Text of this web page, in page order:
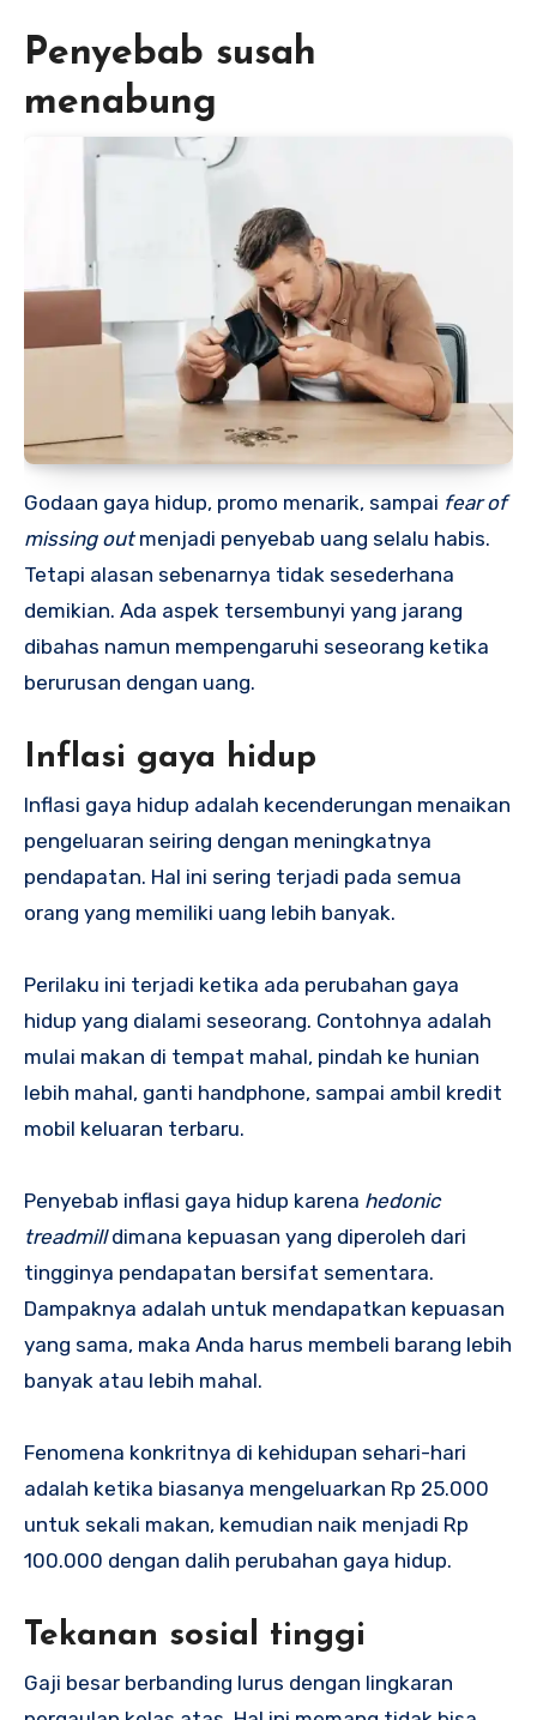
Penyebab susah
menabung
Godaan gaya hidup, promo menarik, sampai fear of
missing outmenjadi penyebab uang selalu habis.
Tetapi alasan sebenarnya tidak sesederhana
demikian. Ada aspek tersembunyi yang jarang
dibahas namun mempengaruhi seseorang ketika
berurusan dengan uang.
Inflasi gaya hidup
Inflasi gaya hidup adalah kecenderungan menaikan
pengeluaran seiring dengan meningkatnya
pendapatan. Hal ini sering terjadi pada semua
orang yang memiliki uang lebih banyak.
Perilaku ini terjadi ketika ada perubahan gaya
hidup yang dialami seseorang. Contohnya adalah
mulai makan di tempat mahal, pindah ke hunian
lebih mahal, ganti handphone, sampai ambil kredit
mobil keluaran terbaru.
Penyebab inflasi gaya hidup karena hedonic
treadmilldimana kepuasan yang diperoleh dari
tingginya pendapatan bersifat sementara.
Dampaknya adalah untuk mendapatkan kepuasan
yang sama, maka Anda harus membeli barang lebih
banyak atau lebih mahal.
Fenomena konkritnya di kehidupan sehari-hari
adalah ketika biasanya mengeluarkan Rp 25.000
untuk sekali makan, kemudian naik menjadi Rp
100.000 dengan dalih perubahan gaya hidup.
Tekanan sosial tinggi
Gaji besar berbanding lurus dengan lingkaran